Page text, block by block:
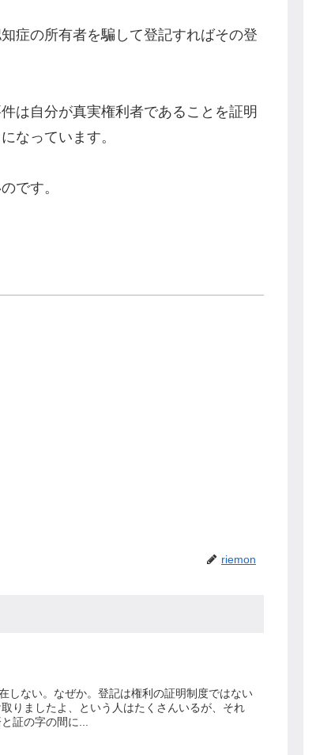
症の所有者を騙して登記すればその登
は自分が真実権利者であることを証明
なっています。
です。
riemon
ない。なぜか。登記は権利の証明制度ではない
ましたよ、という人はたくさんいるが、それ
証の字の間に...